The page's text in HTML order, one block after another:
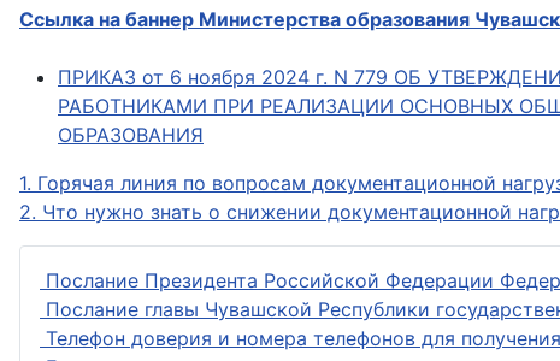
Ссылка на баннер Министерства образования
ПРИКАЗ от 6 ноября 2024 г. N 779 ОБ
РАБОТНИКАМИ ПРИ РЕАЛИЗАЦИИ ОСНОВНЫХ
ОБРАЗОВАНИЯ
1. Горячая линия по вопросам документационной
2. Что нужно знать о снижении документационной
Послание Президента Российской Федерации
Послание главы Чувашской Республики
Телефон доверия и номера телефонов для